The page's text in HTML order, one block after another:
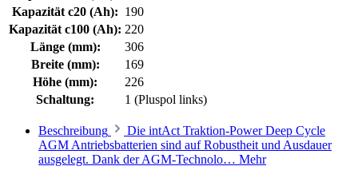
Kapazität c20 (Ah): 190
Kapazität c100 (Ah): 220
Länge (mm):
306
Breite (mm):
169
Höhe (mm):
226
Schaltung:
1 (Pluspol links)
Beschreibung
Die intAct Traktion-Power Deep Cycle
AGM Antriebsbatterien sind auf Robustheit und Ausdauer
ausgelegt. Dank der AGM-Technolo… Mehr